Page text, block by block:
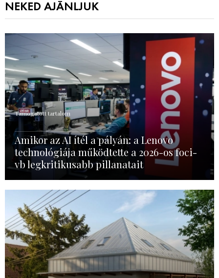
NEKED AJÁNLJUK
Támogatott tartalom
Amikor az AI ítél a pályán: a Lenovo
technológiája működtette a 2026-os foci-
vb legkritikusabb pillanatait